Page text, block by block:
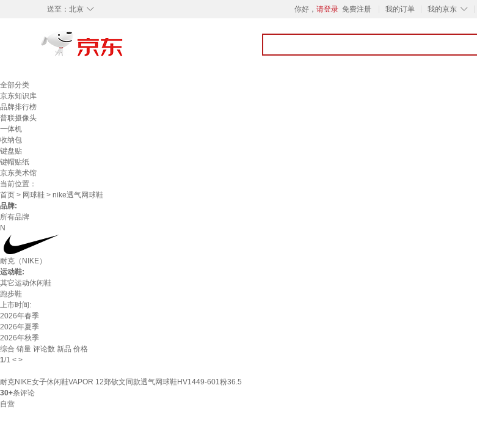
◇
送至： 北京 你好， 请登录 免费注册 我的订单 ◇
我的京东
全部分类
京东知识库
品牌排行榜
普联摄像头
一体机
收纳包
键盘贴
键帽贴纸
京东美术馆
当前位置：
首页 > 网球鞋 > nike透气网球鞋
品牌:
所有品牌
N
耐克（NIKE）
运动鞋:
其它运动休闲鞋
跑步鞋
上市时间:
2026年春季
2026年夏季
2026年秋季
综合 销量 评论数 新品 价格
1/1 < >
耐克NIKE女子休闲鞋VAPOR 12郑钦文同款透气网球鞋HV1449-601粉36.5
30+条评论
自营